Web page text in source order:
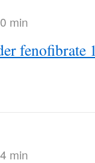
min
fenofibrate
min